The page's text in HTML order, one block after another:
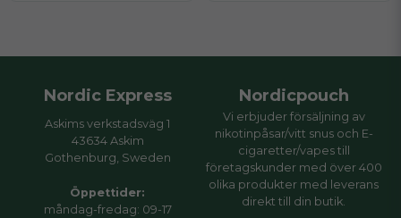
Nordic Express
Askims verkstadsväg 1
43634 Askim
Gothenburg, Sweden
Öppettider:
måndag-fredag: 09-17
Nordicpouch
Vi erbjuder försäljning av
nikotinpåsar/vitt snus och E-
cigaretter/vapes till
företagskunder med över 400
olika produkter med leverans
direkt till din butik.